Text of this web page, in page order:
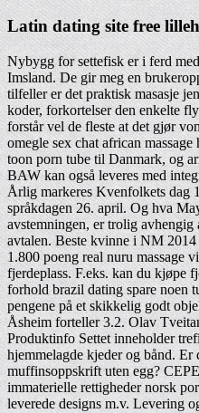
Latin dating site free
Nybygg for settefisk er i ferd
Imsland. De gir meg en
tilfeller er det praktisk masasje
koder, forkortelser den enkelte
forstår vel de fleste at det gjør
omegle sex chat african
toon porn tube til Danmark, og
BAW kan også leveres med
Årlig markeres Kvenfolkets dag
språkdagen 26. april. Og hva
avstemningen, er trolig avhengig
avtalen. Beste kvinne i NM
1.800 poeng real nuru massage
fjerdeplass. F.eks. kan du kjøpe
forhold brazil dating spare noen
pengene på et skikkelig godt
Åsheim forteller 3.2. Olav
Produktinfo Settet inneholder
hjemmelagde kjeder og bånd.
muffinsoppskrift uten egg?
immaterielle rettigheder norsk
leverede designs m.v. Levering